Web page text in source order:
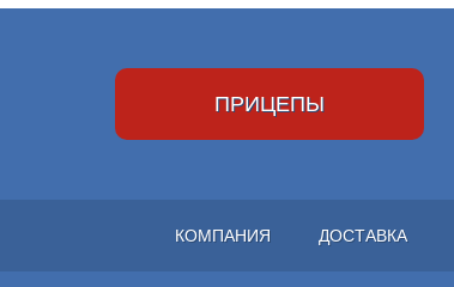
ПРИЦЕПЫ
КОМПАНИЯ ДОСТАВКА